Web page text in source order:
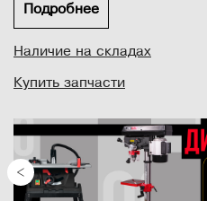
образном пазу с
обеспечивает обработку
заготовок
Подробнее
Наличие на складах
Купить запчасти